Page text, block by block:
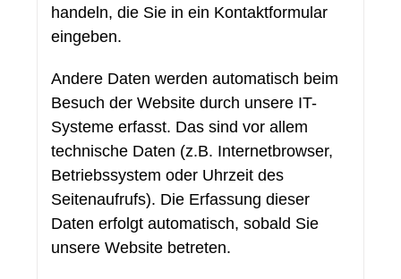
handeln, die Sie in ein Kontaktformular
eingeben.
Andere Daten werden automatisch beim
Besuch der Website durch unsere IT-
Systeme erfasst. Das sind vor allem
technische Daten (z.B. Internetbrowser,
Betriebssystem oder Uhrzeit des
Seitenaufrufs). Die Erfassung dieser
Daten erfolgt automatisch, sobald Sie
unsere Website betreten.